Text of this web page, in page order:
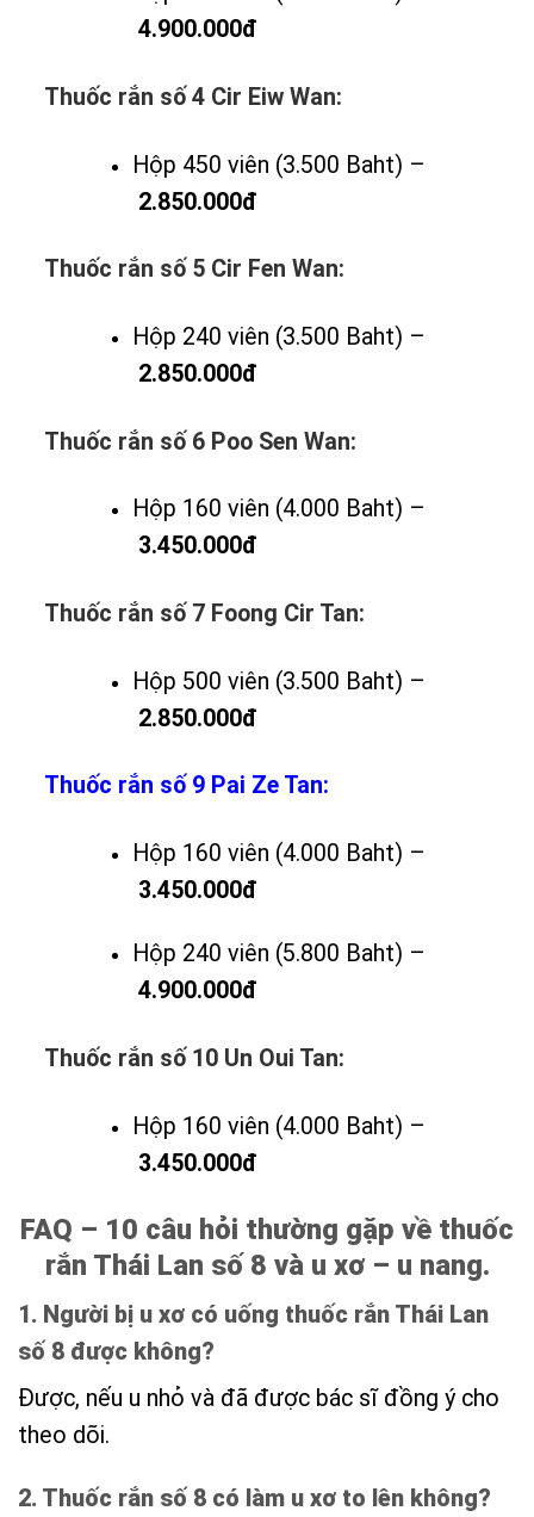
4.900.000đ
Thuốc rắn số 4 Cir Eiw Wan:
Hộp 450 viên (3.500 Baht) –
2.850.000đ
Thuốc rắn số 5 Cir Fen Wan:
Hộp 240 viên (3.500 Baht) –
2.850.000đ
Thuốc rắn số 6 Poo Sen Wan:
Hộp 160 viên (4.000 Baht) –
3.450.000đ
Thuốc rắn số 7 Foong Cir Tan:
Hộp 500 viên (3.500 Baht) –
2.850.000đ
Thuốc rắn số 9 Pai Ze Tan:
Hộp 160 viên (4.000 Baht) –
3.450.000đ
Hộp 240 viên (5.800 Baht) –
4.900.000đ
Thuốc rắn số 10 Un Oui Tan:
Hộp 160 viên (4.000 Baht) –
3.450.000đ
FAQ – 10 câu hỏi thường gặp về thuốc
rắn Thái Lan số 8 và u xơ – u nang.
1. Người bị u xơ có uống thuốc rắn Thái Lan
số 8 được không?
Được, nếu u nhỏ và đã được bác sĩ đồng ý cho
theo dõi.
2. Thuốc rắn số 8 có làm u xơ to lên không?